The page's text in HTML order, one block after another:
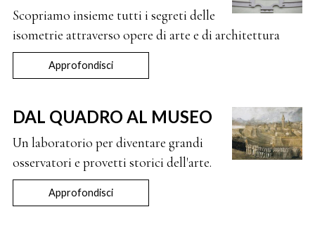
Scopriamo insieme tutti i segreti delle
isometrie attraverso opere di arte e di architettura
Approfondisci
DAL QUADRO AL MUSEO
Un laboratorio per diventare grandi
osservatori e provetti storici dell'arte.
Approfondisci